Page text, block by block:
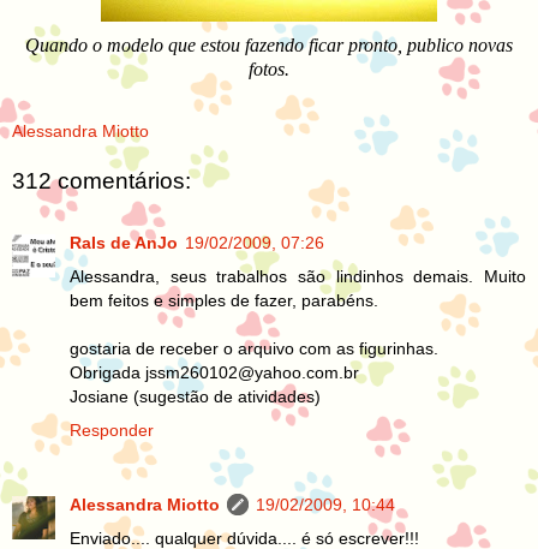
Quando o modelo que estou fazendo ficar pronto, publico novas
fotos.
Alessandra Miotto
312 comentários:
RaIs de AnJo 19/02/2009, 07:26
Alessandra, seus trabalhos são lindinhos demais. Muito
bem feitos e simples de fazer, parabéns.
gostaria de receber o arquivo com as figurinhas.
Obrigada jssm260102@yahoo.com.br
Josiane (sugestão de atividades)
Responder
Alessandra Miotto
19/02/2009, 10:44
Enviado.... qualquer dúvida.... é só escrever!!!